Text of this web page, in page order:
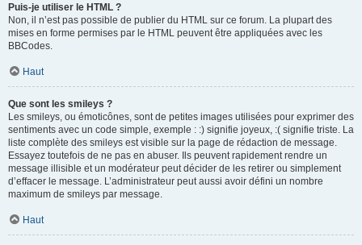
Puis-je utiliser le HTML ?
Non, il n’est pas possible de publier du HTML sur ce forum. La plupart des
mises en forme permises par le HTML peuvent être appliquées avec les
BBCodes.
Haut
Que sont les smileys ?
Les smileys, ou émoticônes, sont de petites images utilisées pour exprimer des
sentiments avec un code simple, exemple : :) signifie joyeux, :( signifie triste. La
liste complète des smileys est visible sur la page de rédaction de message.
Essayez toutefois de ne pas en abuser. Ils peuvent rapidement rendre un
message illisible et un modérateur peut décider de les retirer ou simplement
d’effacer le message. L’administrateur peut aussi avoir défini un nombre
maximum de smileys par message.
Haut